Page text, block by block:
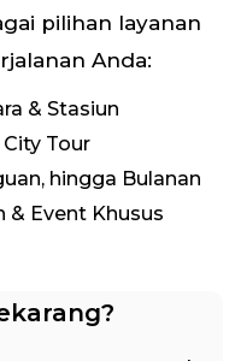
pilihan layanan
Anda:
& Stasiun
Tour
hingga Bulanan
& Event Khusus